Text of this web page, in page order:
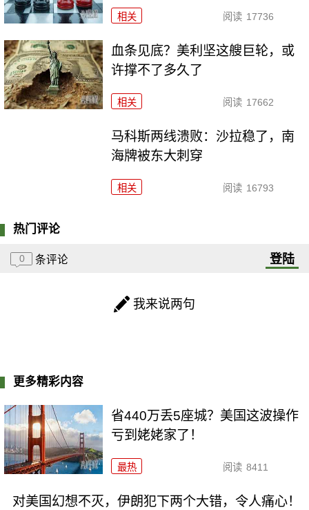
相关 阅读 17736
血条见底？美利坚这艘巨轮，或
许撑不了多久了
相关 阅读 17662
马科斯两线溃败：沙拉稳了，南
海牌被东大刺穿
相关 阅读 16793
热门评论
0 条评论 登陆
我来说两句
更多精彩内容
省440万丢5座城？美国这波操作
亏到姥姥家了！
最热 阅读 8411
对美国幻想不灭，伊朗犯下两个大错，令人痛心！